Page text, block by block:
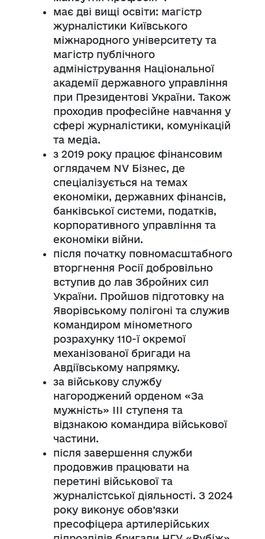
має дві вищі освіти: магістр
журналістики Київського
міжнародного університету та
магістр публічного
адміністрування Національної
академії державного управління
при Президентові України. Також
проходив професійне навчання у
сфері журналістики, комунікацій
та медіа.
з 2019 року працює фінансовим
оглядачем NV Бізнес, де
спеціалізується на темах
економіки, державних фінансів,
банківської системи, податків,
корпоративного управління та
економіки війни.
після початку повномасштабного
вторгнення Росії добровільно
вступив до лав Збройних сил
України. Пройшов підготовку на
Яворівському полігоні та служив
командиром мінометного
розрахунку 110-ї окремої
механізованої бригади на
Авдіївському напрямку.
за військову службу
нагороджений орденом «За
мужність» ІІІ ступеня та
відзнакою командира військової
частини.
після завершення служби
продовжив працювати на
перетині військової та
журналістської діяльності. З 2024
року виконує обов’язки
пресофіцера артилерійських